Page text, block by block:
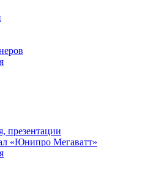
презентации
«Юнипро Мегаватт»